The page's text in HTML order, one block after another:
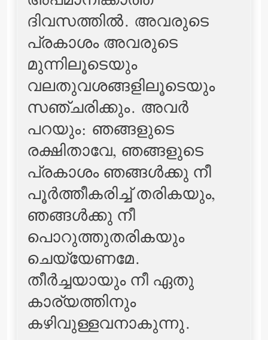
ദിവസത്തില്‍. അവരുടെ
പ്രകാശം അവരുടെ
മുന്നിലൂടെയും
വലതുവശങ്ങളിലൂടെയും
സഞ്ചരിക്കും. അവര്‍
പറയും: ഞങ്ങളുടെ
രക്ഷിതാവേ, ഞങ്ങളുടെ
പ്രകാശം ഞങ്ങള്‍ക്കു നീ
പൂര്‍ത്തീകരിച്ച് തരികയും,
ഞങ്ങള്‍ക്കു നീ
പൊറുത്തുതരികയും
ചെയ്യേണമേ.
തീര്‍ച്ചയായും നീ ഏതു
കാര്യത്തിനും
കഴിവുള്ളവനാകുന്നു.